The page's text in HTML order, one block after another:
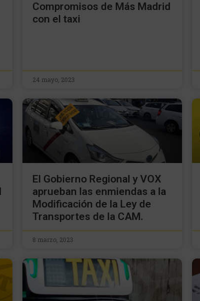
Compromisos de Más Madrid
con el taxi
24 mayo, 2023
El Gobierno Regional y VOX
aprueban las enmiendas a la
Modificación de la Ley de
Transportes de la CAM.
8 marzo, 2023